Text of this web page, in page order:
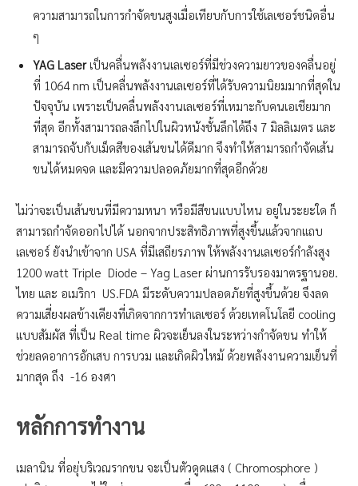
ความสามารถในการกำจัดขนสูงเมื่อเทียบกับการใช้เลเซอร์ชนิดอื่น
ๆ
YAG Laserเป็นคลื่นพลังงานเลเซอร์ที่มีช่วงความยาวของคลื่นอยู่
ที่ 1064 nm เป็นคลื่นพลังงานเลเซอร์ที่ได้รับความนิยมมากที่สุดใน
ปัจจุบัน เพราะเป็นคลื่นพลังงานเลเซอร์ที่เหมาะกับคนเอเชียมาก
ที่สุด อีกทั้งสามารถลงลึกไปในผิวหนังชั้นลึกได้ถึง 7 มิลลิเมตร และ
สามารถจับกับเม็ดสีของเส้นขนได้ดีมาก จึงทำให้สามารถกำจัดเส้น
ขนได้หมดจด และมีความปลอดภัยมากที่สุดอีกด้วย
ไม่ว่าจะเป็นเส้นขนที่มีความหนา หรือมีสีขนแบบไหน อยู่ในระยะใด ก็
สามารถกำจัดออกไปได้ นอกจากประสิทธิภาพที่สูงขึ้นแล้วจากแถบ
เลเซอร์ ยังนำเข้าจาก USA ที่มีเสถียรภาพ ให้พลังงานเลเซอร์กำลังสูง
1200 watt Triple Diode – Yag Laser ผ่านการรับรองมาตรฐานอย.
ไทย และ อเมริกา US.FDA มีระดับความปลอดภัยที่สูงขึ้นด้วย จึงลด
ความเสี่ยงผลข้างเคียงที่เกิดจากการทำเลเซอร์ ด้วยเทคโนโลยี cooling
แบบสัมผัส ที่เป็น Real time ผิวจะเย็นลงในระหว่างกำจัดขน ทำให้
ช่วยลดอาการอักเสบ การบวม และเกิดผิวไหม้ ด้วยพลังงานความเย็นที่
มากสุด ถึง -16 องศา
หลักการทำงาน
เมลานิน ที่อยุ่บริเวณรากขน จะเป็นตัวดูดแสง ( Chromosphore )